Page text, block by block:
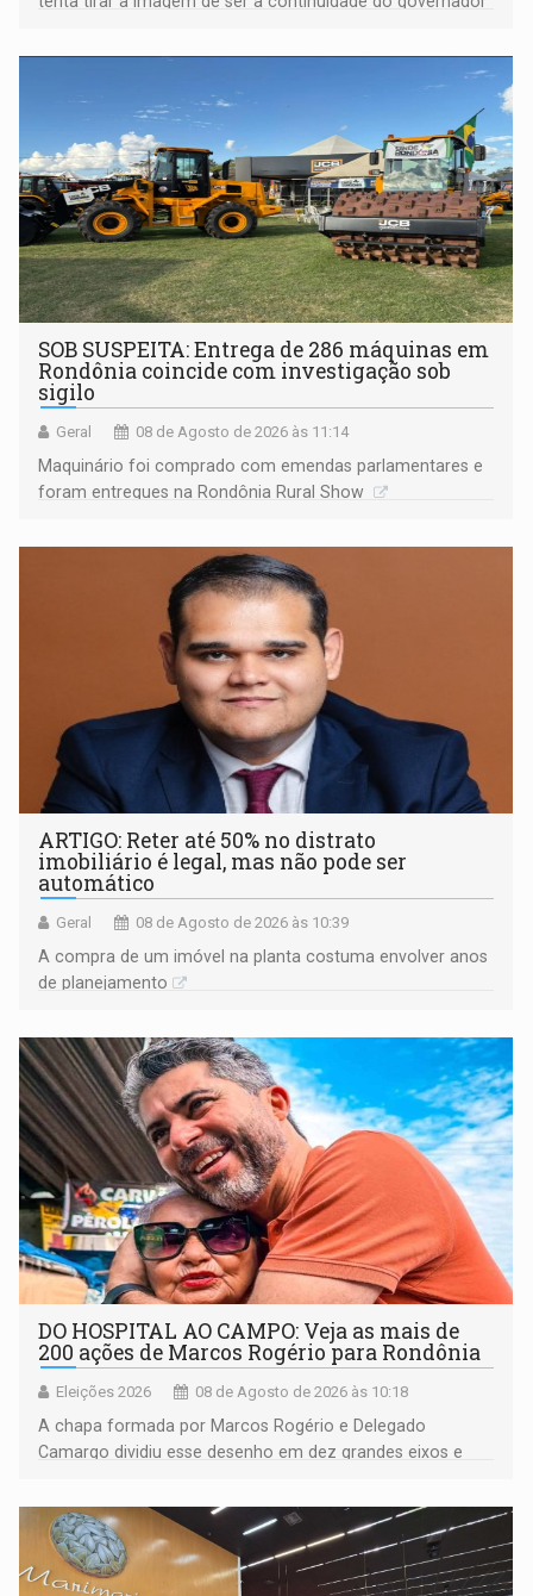
não ter entrado no modo eleição; ABAV faz evento em
SOB SUSPEITA: Entrega de 286 máquinas em
Rondônia coincide com investigação sob
sigilo
Geral 08 de Agosto de 2026 às 11:14
Maquinário foi comprado com emendas parlamentares e
foram entregues na Rondônia Rural Show
ARTIGO: Reter até 50% no distrato
imobiliário é legal, mas não pode ser
automático
Geral 08 de Agosto de 2026 às 10:39
A compra de um imóvel na planta costuma envolver anos
de planejamento
DO HOSPITAL AO CAMPO: Veja as mais de
200 ações de Marcos Rogério para Rondônia
Eleições 2026 08 de Agosto de 2026 às 10:18
A chapa formada por Marcos Rogério e Delegado
Camargo dividiu esse desenho em dez grandes eixos e